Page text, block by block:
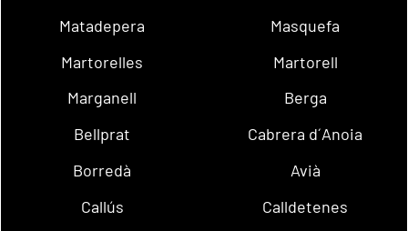
Matadepera
Masquefa
Martorelles
Martorell
Marganell
Berga
Bellprat
Cabrera d´Anoia
Borredà
Avià
Callús
Calldetenes